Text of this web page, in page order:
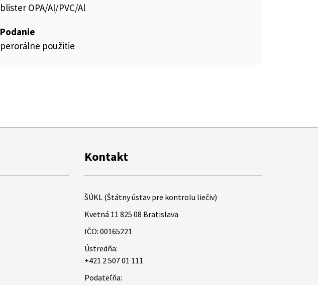
blister OPA/Al/PVC/Al
Podanie
perorálne použitie
Kontakt
ŠÚKL (Štátny ústav pre kontrolu liečiv)
Kvetná 11 825 08 Bratislava
IČO: 00165221
Ústredňa:
+421 2 507 01 111
Podateľňa: